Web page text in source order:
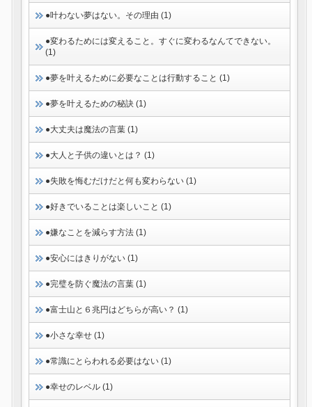
●叶わない夢はない。その理由 (1)
●変わるためには変えること。すぐに変わるなんてできない。
(1)
●夢を叶えるために必要なことは行動すること (1)
●夢を叶えるための秘訣 (1)
●大丈夫は魔法の言葉 (1)
●大人と子供の違いとは？ (1)
●失敗を悔むだけだと何も変わらない (1)
●好きでいることは楽しいこと (1)
●嫌なことを減らす方法 (1)
●安心にはきりがない (1)
●完璧を防ぐ魔法の言葉 (1)
●富士山と６兆円はどちらが高い？ (1)
●小さな幸せ (1)
●常識にとらわれる必要はない (1)
●幸せのレベル (1)